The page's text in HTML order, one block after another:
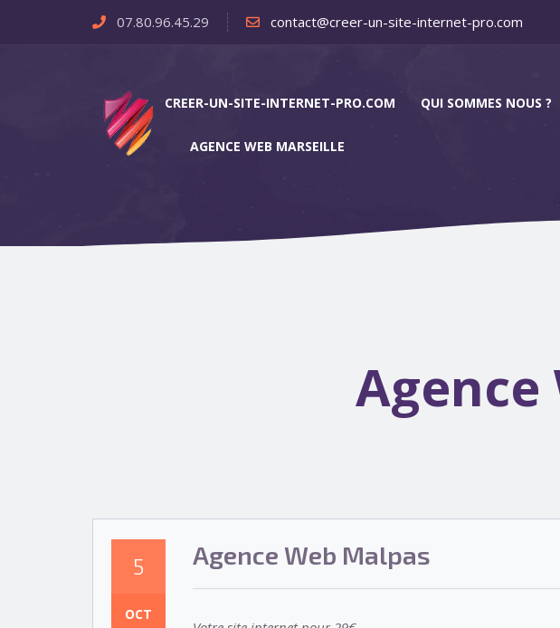
07.80.96.45.29 contact@creer-un-site-internet-pro.com
CREER-UN-SITE-INTERNET-PRO.COM QUI SOMMES NOUS ?
AGENCE WEB MARSEILLE
Agence
5
OCT
Agence Web Malpas